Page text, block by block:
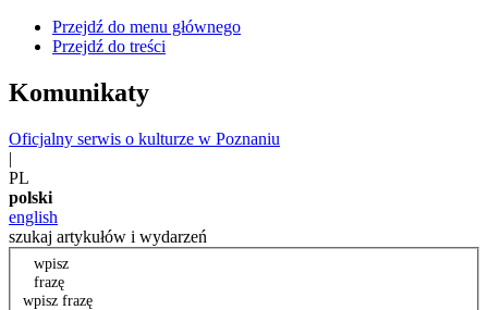
Przejdź do menu głównego
Przejdź do treści
Komunikaty
Oficjalny serwis o kulturze w Poznaniu
|
PL
polski
english
szukaj artykułów i wydarzeń
wpisz
frazę
wpisz frazę